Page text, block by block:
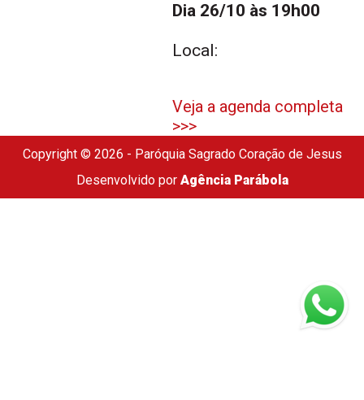
Dia 26/10 às 19h00
Local:
Veja a agenda completa
>>>
Copyright © 2026 - Paróquia Sagrado Coração de Jesus
Desenvolvido por Agência Parábola